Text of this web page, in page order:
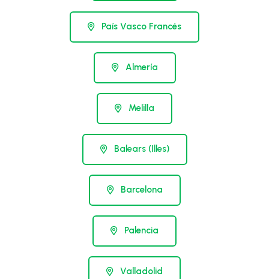
País Vasco Francés
Almería
Melilla
Balears (Illes)
Barcelona
Palencia
Valladolid